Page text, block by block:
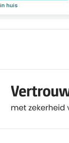
huis